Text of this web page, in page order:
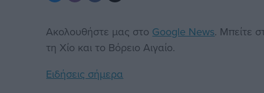
Ακολουθήστε μας στο Google News. Μπείτε
τη Χίο και το Βόρειο Αιγαίο.
Ειδήσεις σήμερα